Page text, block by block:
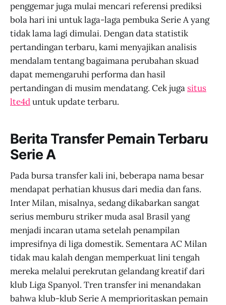
penggemar juga mulai mencari referensi prediksi
bola hari ini untuk laga-laga pembuka Serie A yang
tidak lama lagi dimulai. Dengan data statistik
pertandingan terbaru, kami menyajikan analisis
mendalam tentang bagaimana perubahan skuad
dapat memengaruhi performa dan hasil
pertandingan di musim mendatang. Cek juga situs
lte4duntuk update terbaru.
Berita Transfer Pemain Terbaru
Serie A
Pada bursa transfer kali ini, beberapa nama besar
mendapat perhatian khusus dari media dan fans.
Inter Milan, misalnya, sedang dikabarkan sangat
serius memburu striker muda asal Brasil yang
menjadi incaran utama setelah penampilan
impresifnya di liga domestik. Sementara AC Milan
tidak mau kalah dengan memperkuat lini tengah
mereka melalui perekrutan gelandang kreatif dari
klub Liga Spanyol. Tren transfer ini menandakan
bahwa klub-klub Serie A memprioritaskan pemain